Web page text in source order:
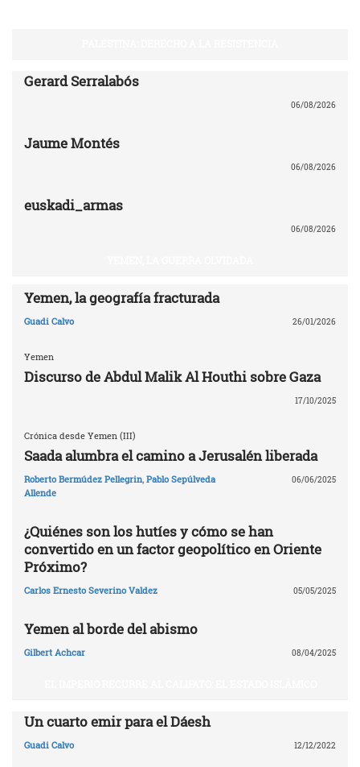
Gerard Serralabós
06/08/2026
Jaume Montés
06/08/2026
euskadi_armas
06/08/2026
Yemen, la geografía fracturada
Guadi Calvo 26/01/2026
Yemen
Discurso de Abdul Malik Al Houthi sobre Gaza
17/10/2025
Crónica desde Yemen (III)
Saada alumbra el camino a Jerusalén liberada
Roberto Bermúdez Pellegrin, Pablo Sepúlveda
Allende
06/06/2025
¿Quiénes son los hutíes y cómo se han
convertido en un factor geopolítico en Oriente
Próximo?
Carlos Ernesto Severino Valdez 05/05/2025
Yemen al borde del abismo
Gilbert Achcar 08/04/2025
Un cuarto emir para el Dáesh
Guadi Calvo 12/12/2022